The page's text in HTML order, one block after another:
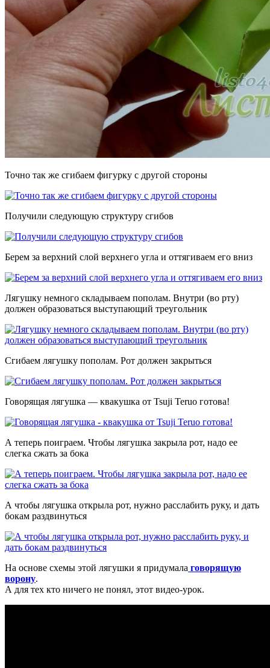
Точно так же сгибаем фигурку с другой стороны
Получили следующую структуру сгибов
Берем за верхний слой верхнего угла и оттягиваем его вниз
Лягушку немного складываем пополам. Внутри (во рту)
должен образоваться выступающий треугольник
Сгибаем лягушку пополам. Рот должен закрыться
Говорящая лягушка — квакушка от Tsuji Teruo готова!
А теперь поиграем. Чтобы лягушка закрыла рот, надо ее
слегка сжать за бока
А чтобы лягушка открыла рот, нужно расслабить руку, и дать
бокам раздвинуться
На основе схемы этой лягушки я придумала говорящую
ворону.
А для тех кто ничего не понял, этот видео-урок.